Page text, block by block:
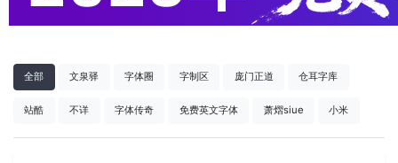
全部 文泉驿 字体圈 字制区 庞门正道 仓耳字库
站酷 不详 字体传奇 免费英文字体 萧熠siue 小米